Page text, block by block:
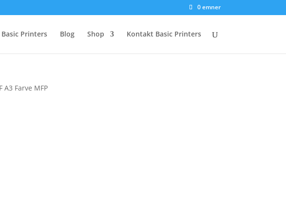
0 emner
Basic Printers Blog Shop Kontakt Basic Printers
A3 Farve MFP